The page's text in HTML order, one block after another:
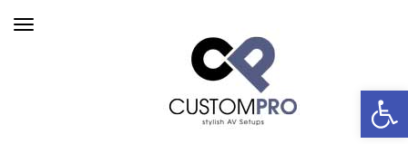
פתח סרגל נגישות